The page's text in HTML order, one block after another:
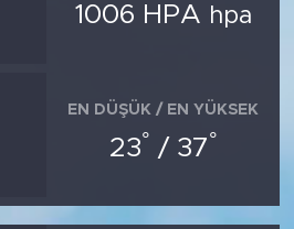
1006 HPA hpa
EN DÜŞÜK / EN YÜKSEK
23° / 37°